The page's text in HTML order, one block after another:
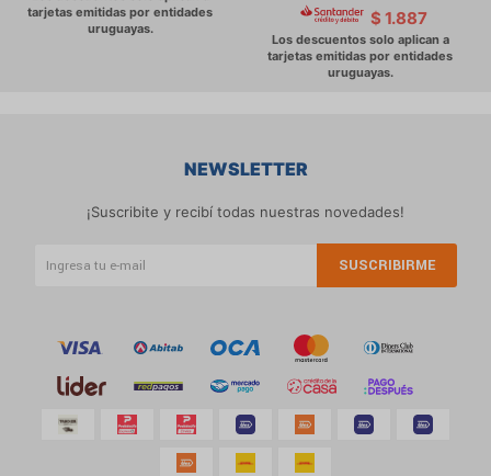
$ 1.887
NEWSLETTER
¡Suscribite y recibí todas nuestras novedades!
SUSCRIBIRME